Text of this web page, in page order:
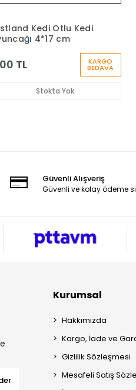
Kedi Otlu Kedi
4*17 cm
TL KARGO
BEDAVA
Stokta Yok
Güvenli Alışveriş
Güvenli ve kolay ödeme
Kurumsal
Hakkımızda
Kargo, İade ve
Gizlilik Sözleşmesi
Mesafeli Satış